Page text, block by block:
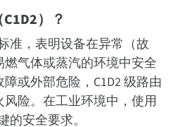
）？
准，表明设备在异常（故
气体或蒸汽的环境中安全
或外部危险，C1D2 级路由
险。在工业环境中，使用
的安全要求。